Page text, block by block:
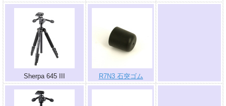
Sherpa 645 III R7N3 石突ゴム